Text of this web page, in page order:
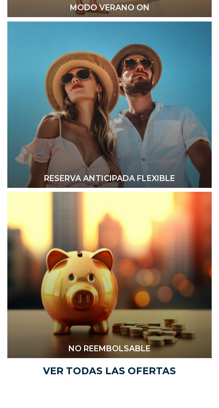
MODO VERANO ON
RESERVA ANTICIPADA FLEXIBLE
NO REEMBOLSABLE
VER TODAS LAS OFERTAS